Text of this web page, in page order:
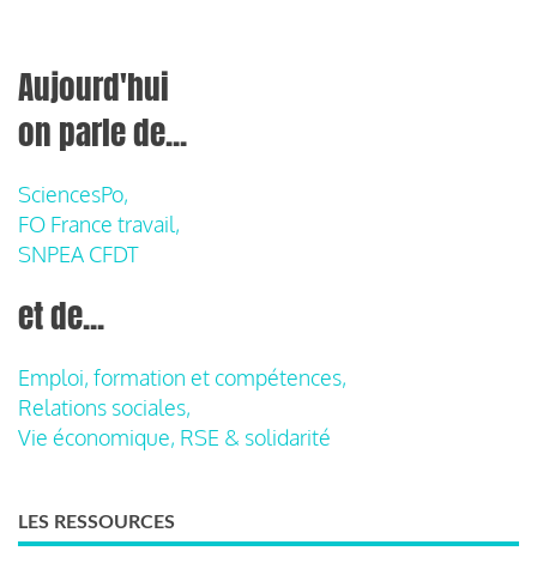
Aujourd'hui
on parle de...
SciencesPo,
FO France travail,
SNPEA CFDT
et de...
Emploi, formation et compétences,
Relations sociales,
Vie économique, RSE & solidarité
LES RESSOURCES